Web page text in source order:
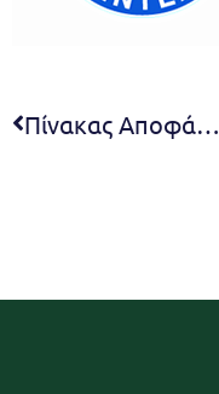
Πίνακας Αποφάσεων 5ης συνεδρίασης Δ.Σ. 2020